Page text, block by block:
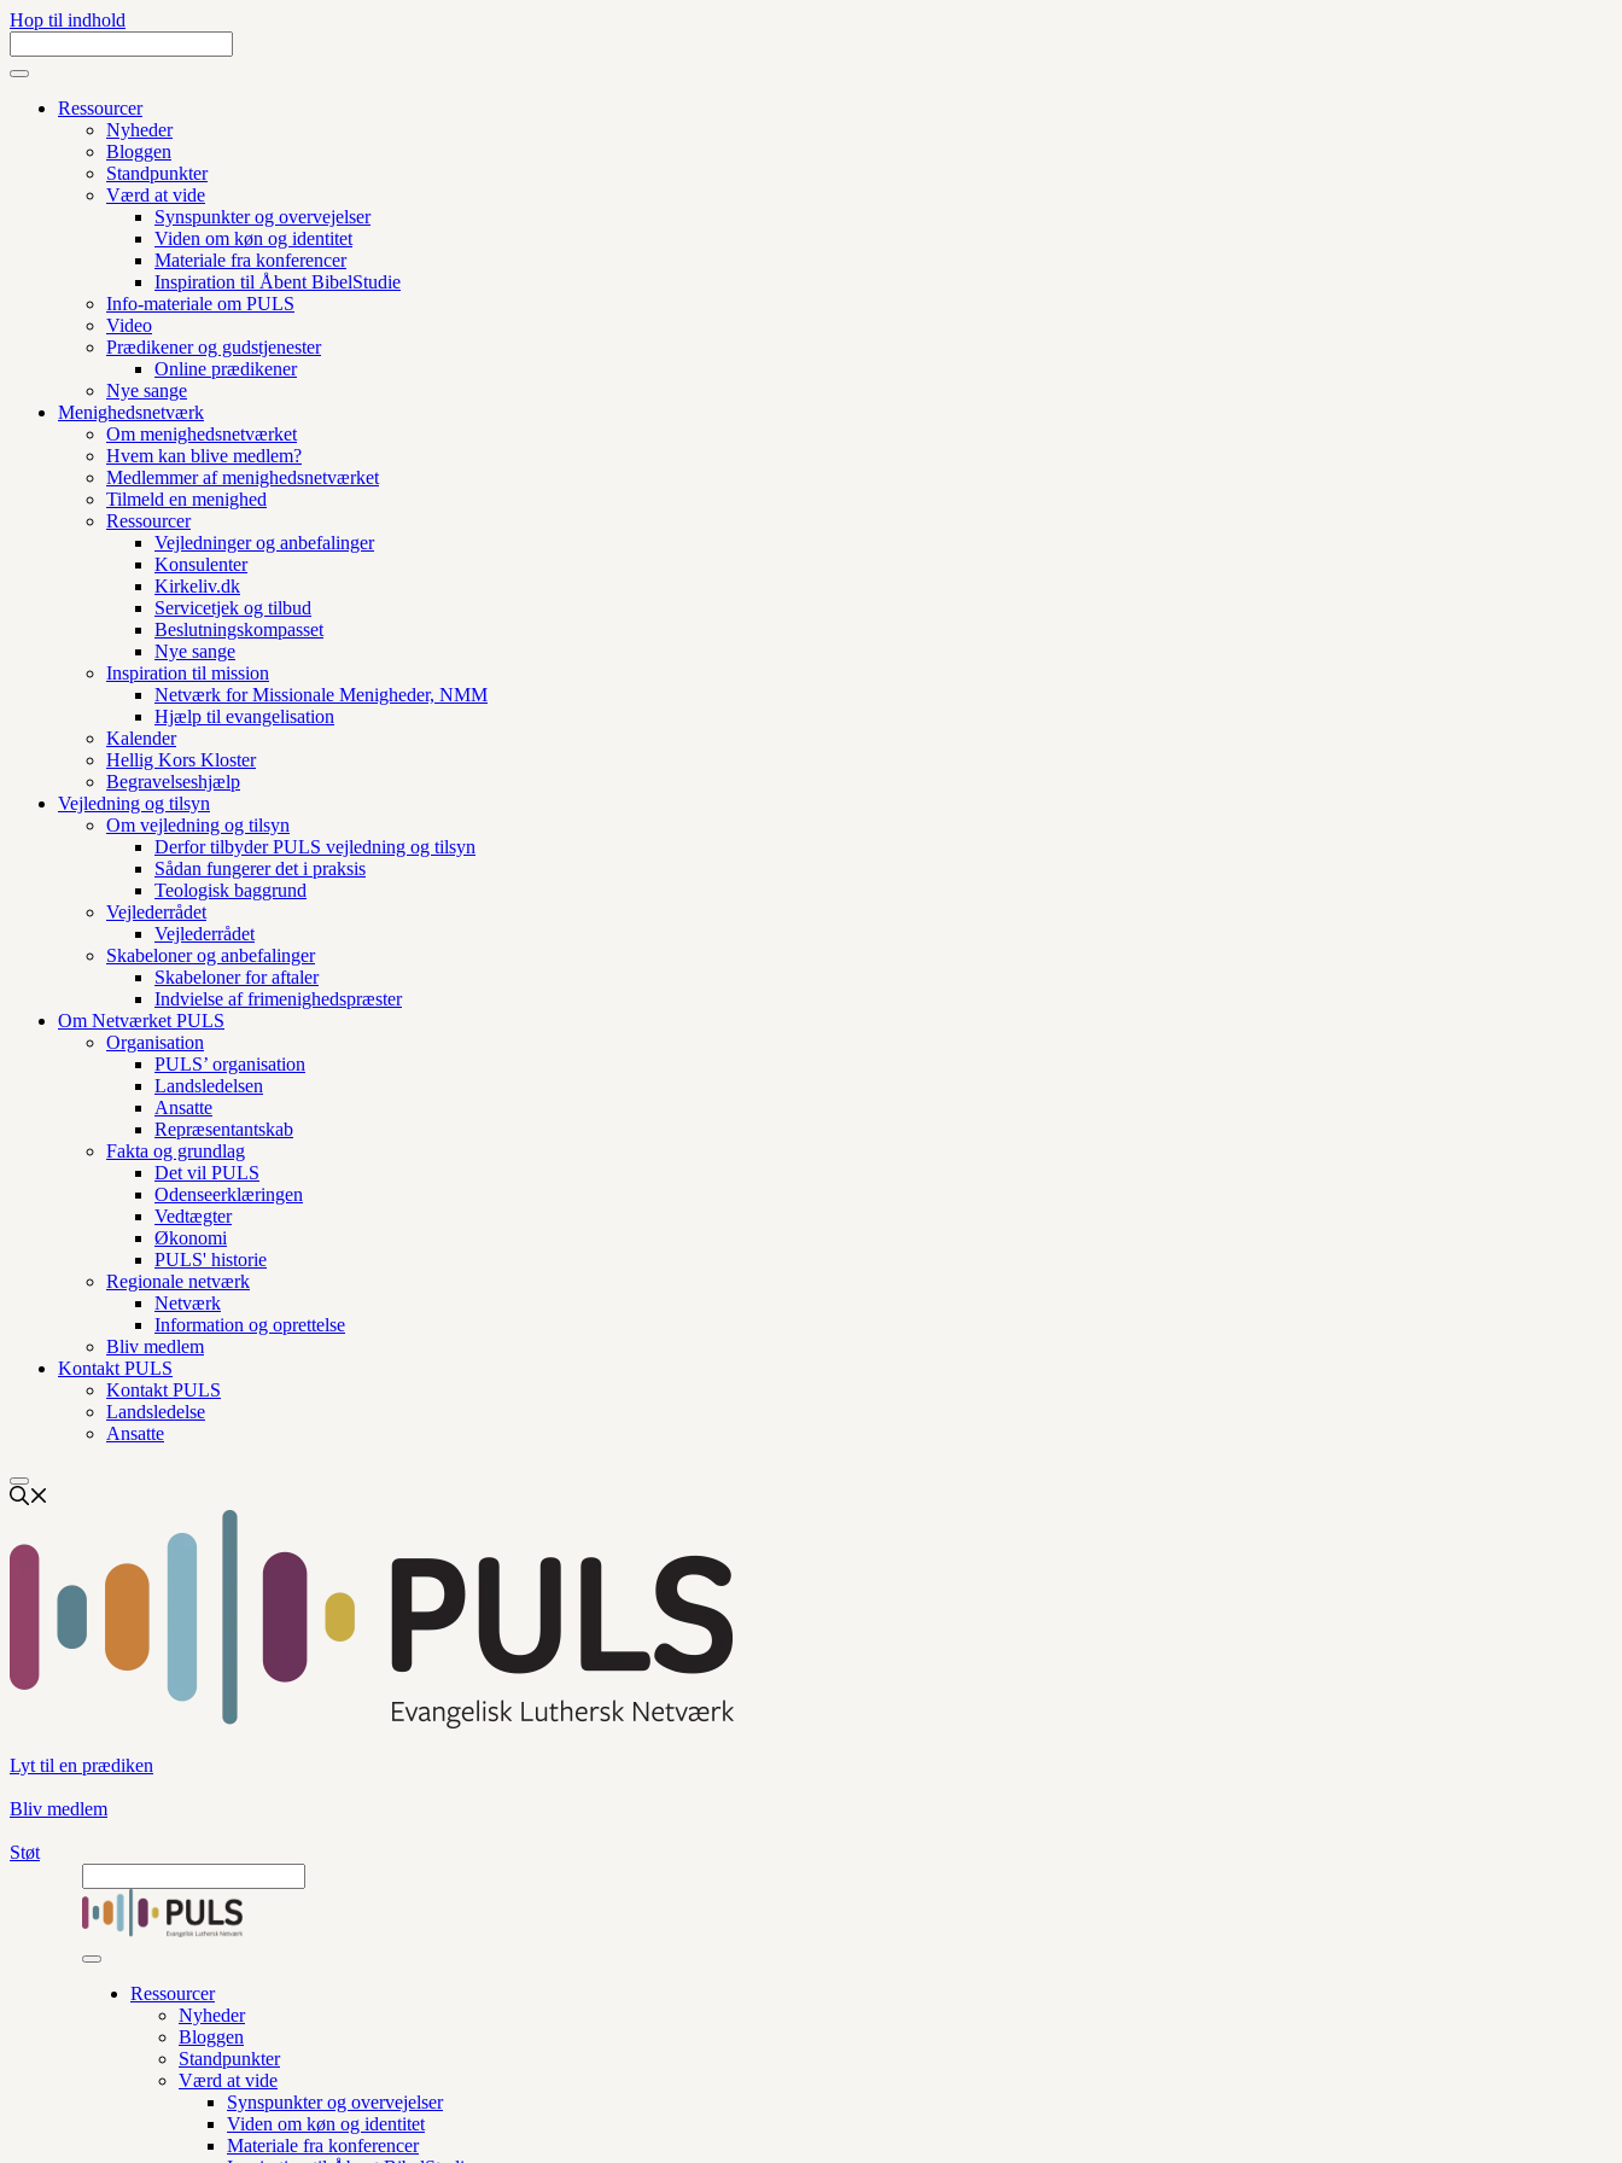
Hop til indhold
Ressourcer
Nyheder
Bloggen
Standpunkter
Værd at vide
Synspunkter og overvejelser
Viden om køn og identitet
Materiale fra konferencer
Inspiration til Åbent BibelStudie
Info-materiale om PULS
Video
Prædikener og gudstjenester
Online prædikener
Nye sange
Menighedsnetværk
Om menighedsnetværket
Hvem kan blive medlem?
Medlemmer af menighedsnetværket
Tilmeld en menighed
Ressourcer
Vejledninger og anbefalinger
Konsulenter
Kirkeliv.dk
Servicetjek og tilbud
Beslutningskompasset
Nye sange
Inspiration til mission
Netværk for Missionale Menigheder, NMM
Hjælp til evangelisation
Kalender
Hellig Kors Kloster
Begravelseshjælp
Vejledning og tilsyn
Om vejledning og tilsyn
Derfor tilbyder PULS vejledning og tilsyn
Sådan fungerer det i praksis
Teologisk baggrund
Vejlederrådet
Vejlederrådet
Skabeloner og anbefalinger
Skabeloner for aftaler
Indvielse af frimenighedspræster
Om Netværket PULS
Organisation
PULS’ organisation
Landsledelsen
Ansatte
Repræsentantskab
Fakta og grundlag
Det vil PULS
Odenseerklæringen
Vedtægter
Økonomi
PULS' historie
Regionale netværk
Netværk
Information og oprettelse
Bliv medlem
Kontakt PULS
Kontakt PULS
Landsledelse
Ansatte
Lyt til en prædiken
Bliv medlem
Støt
Ressourcer
Nyheder
Bloggen
Standpunkter
Værd at vide
Synspunkter og overvejelser
Viden om køn og identitet
Materiale fra konferencer